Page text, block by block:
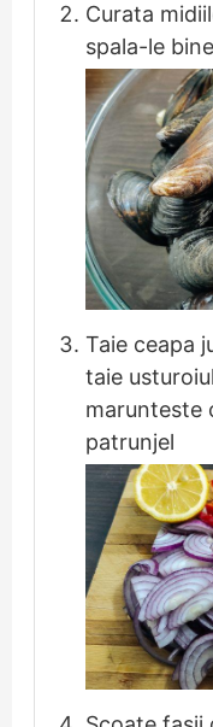
Curata
spala-le
Taie ceapa
taie
marunteste
patrunjel